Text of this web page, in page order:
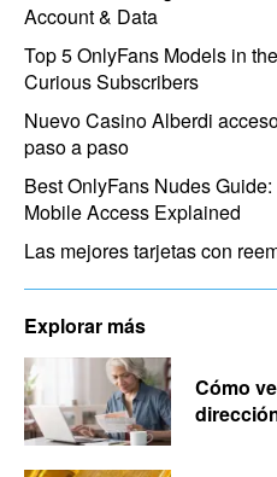
Account & Data
Top 5 OnlyFans Models in
Curious Subscribers
Nuevo Casino Alberdi
paso a paso
Best OnlyFans Nudes
Mobile Access Explained
Las mejores tarjetas con
Explorar más
Cómo